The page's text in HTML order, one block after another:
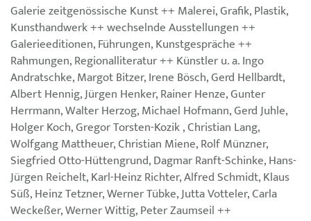
Galerie zeitgenössische Kunst ++ Malerei, Grafik, Plastik,
Kunsthandwerk ++ wechselnde Ausstellungen ++
Galerieeditionen, Führungen, Kunstgespräche ++
Rahmungen, Regionalliteratur ++ Künstler u. a. Ingo
Andratschke, Margot Bitzer, Irene Bösch, Gerd Hellbardt,
Albert Hennig, Jürgen Henker, Rainer Henze, Gunter
Herrmann, Walter Herzog, Michael Hofmann, Gerd Juhle,
Holger Koch, Gregor Torsten-Kozik , Christian Lang,
Wolfgang Mattheuer, Christian Miene, Rolf Münzner,
Siegfried Otto-Hüttengrund, Dagmar Ranft-Schinke, Hans-
Jürgen Reichelt, Karl-Heinz Richter, Alfred Schmidt, Klaus
Süß, Heinz Tetzner, Werner Tübke, Jutta Votteler, Carla
Weckeßer, Werner Wittig, Peter Zaumseil ++